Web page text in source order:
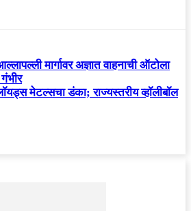
मार्गावर अज्ञात वाहनाची ऑटोला
मेटल्सचा डंका; राज्यस्तरीय व्हॉलीबॉल